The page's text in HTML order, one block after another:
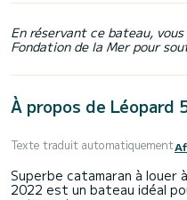
En réservant ce bateau,
Fondation de la Mer pour
À propos de Léopard
Texte traduit automatiquement
Superbe catamaran à louer
2022 est un bateau idéal